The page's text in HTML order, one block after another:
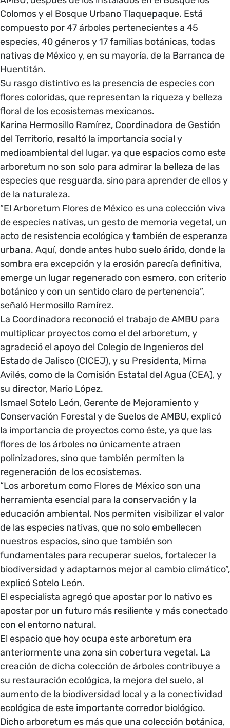
Colomos y el Bosque Urbano Tlaquepaque. Está
compuesto por 47 árboles pertenecientes a 45
especies, 40 géneros y 17 familias botánicas, todas
nativas de México y, en su mayoría, de la Barranca de
Huentitán.
Su rasgo distintivo es la presencia de especies con
flores coloridas, que representan la riqueza y belleza
floral de los ecosistemas mexicanos.
Karina Hermosillo Ramírez, Coordinadora de Gestión
del Territorio, resaltó la importancia social y
medioambiental del lugar, ya que espacios como este
arboretum no son solo para admirar la belleza de las
especies que resguarda, sino para aprender de ellos y
de la naturaleza.
“El Arboretum Flores de México es una colección viva
de especies nativas, un gesto de memoria vegetal, un
acto de resistencia ecológica y también de esperanza
urbana. Aquí, donde antes hubo suelo árido, donde la
sombra era excepción y la erosión parecía definitiva,
emerge un lugar regenerado con esmero, con criterio
botánico y con un sentido claro de pertenencia”,
señaló Hermosillo Ramírez.
La Coordinadora reconoció el trabajo de AMBU para
multiplicar proyectos como el del arboretum, y
agradeció el apoyo del Colegio de Ingenieros del
Estado de Jalisco (CICEJ), y su Presidenta, Mirna
Avilés, como de la Comisión Estatal del Agua (CEA), y
su director, Mario López.
Ismael Sotelo León, Gerente de Mejoramiento y
Conservación Forestal y de Suelos de AMBU, explicó
la importancia de proyectos como éste, ya que las
flores de los árboles no únicamente atraen
polinizadores, sino que también permiten la
regeneración de los ecosistemas.
“Los arboretum como Flores de México son una
herramienta esencial para la conservación y la
educación ambiental. Nos permiten visibilizar el valor
de las especies nativas, que no solo embellecen
nuestros espacios, sino que también son
fundamentales para recuperar suelos, fortalecer la
biodiversidad y adaptarnos mejor al cambio climático”,
explicó Sotelo León.
El especialista agregó que apostar por lo nativo es
apostar por un futuro más resiliente y más conectado
con el entorno natural.
El espacio que hoy ocupa este arboretum era
anteriormente una zona sin cobertura vegetal. La
creación de dicha colección de árboles contribuye a
su restauración ecológica, la mejora del suelo, al
aumento de la biodiversidad local y a la conectividad
ecológica de este importante corredor biológico.
Dicho arboretum es más que una colección botánica,